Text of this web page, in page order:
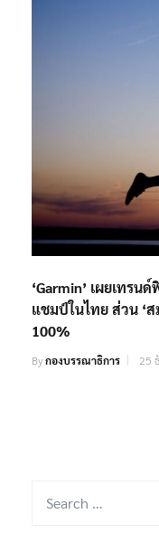
‘Garmin’ เผยเทรน
แชมป์ในไทย ส่วน ‘
100%
Byกองบรรณาธิการ 25